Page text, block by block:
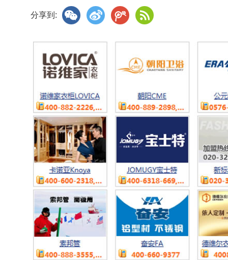
分享到: